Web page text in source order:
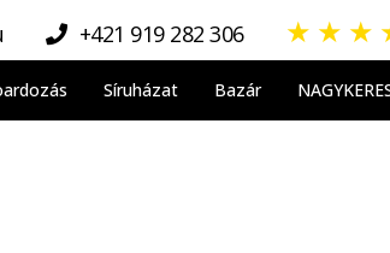
+421 919 282 306 ★ ★ ★
Síruházat Bazár